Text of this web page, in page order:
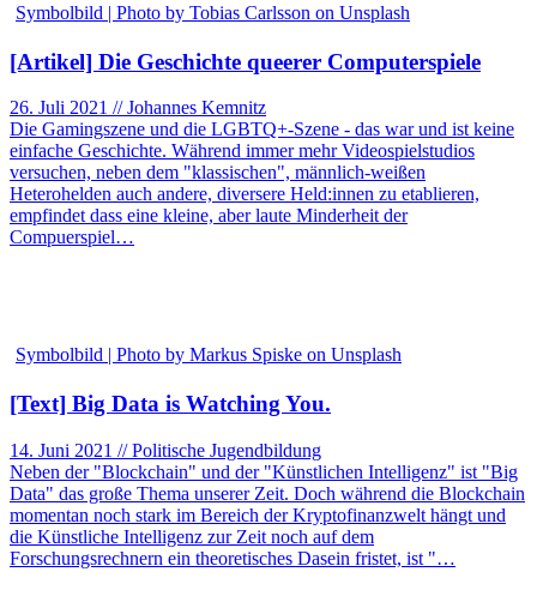
Symbolbild | Photo by Tobias Carlsson on Unsplash
[Artikel] Die Geschichte queerer Computerspiele
26. Juli 2021 // Johannes Kemnitz
Die Gamingszene und die LGBTQ+-Szene - das war und ist keine
einfache Geschichte. Während immer mehr Videospielstudios
versuchen, neben dem "klassischen", männlich-weißen
Heterohelden auch andere, diversere Held:innen zu etablieren,
empfindet dass eine kleine, aber laute Minderheit der
Compuerspiel…
Symbolbild | Photo by Markus Spiske on Unsplash
[Text] Big Data is Watching You.
14. Juni 2021 // Politische Jugendbildung
Neben der "Blockchain" und der "Künstlichen Intelligenz" ist "Big
Data" das große Thema unserer Zeit. Doch während die Blockchain
momentan noch stark im Bereich der Kryptofinanzwelt hängt und
die Künstliche Intelligenz zur Zeit noch auf dem
Forschungsrechnern ein theoretisches Dasein fristet, ist "…